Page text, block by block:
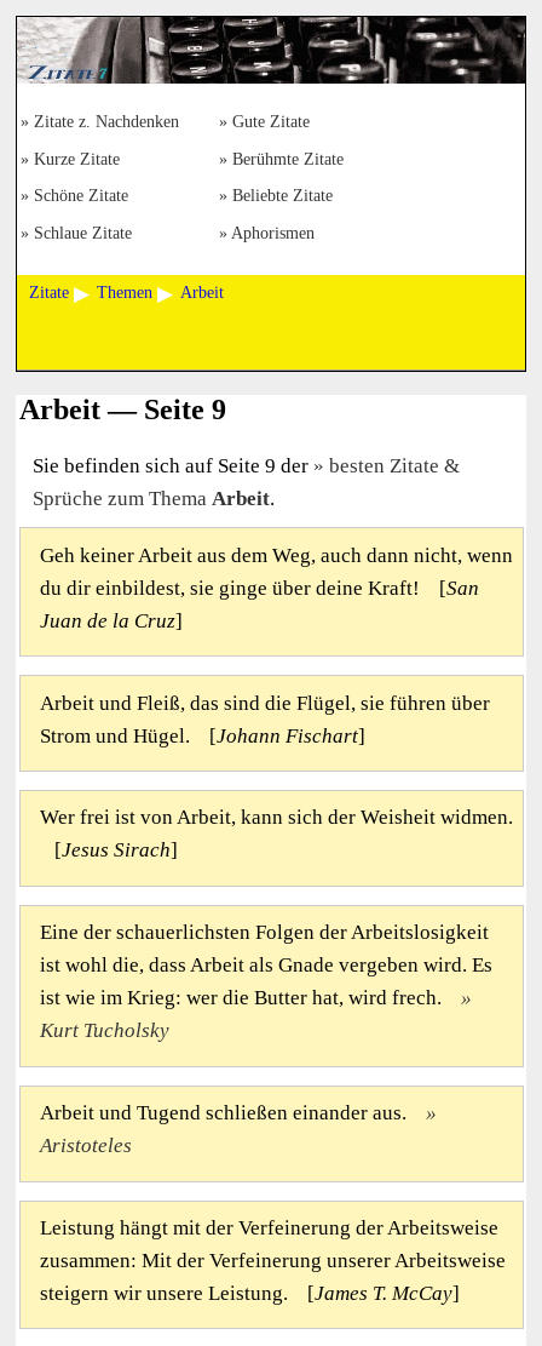
Zitate z. Nachdenken Gute Zitate
Kurze Zitate Berühmte Zitate
Schöne Zitate Beliebte Zitate
Schlaue Zitate Aphorismen
Zitate Themen Arbeit
Arbeit — Seite 9
Sie befinden sich auf Seite 9 der
besten Zitate &
Sprüche zum Thema Arbeit.
Geh keiner Arbeit aus dem Weg, auch dann nicht, wenn
du dir einbildest, sie ginge über deine Kraft! [San
Juan de la Cruz]
Arbeit und Fleiß, das sind die Flügel, sie führen über
Strom und Hügel. [Johann Fischart]
Wer frei ist von Arbeit, kann sich der Weisheit widmen.
[Jesus Sirach]
Eine der schauerlichsten Folgen der Arbeitslosigkeit
ist wohl die, dass Arbeit als Gnade vergeben wird. Es
ist wie im Krieg: wer die Butter hat, wird frech.
Kurt Tucholsky
Arbeit und Tugend schließen einander aus.
Aristoteles
Leistung hängt mit der Verfeinerung der Arbeitsweise
zusammen: Mit der Verfeinerung unserer Arbeitsweise
steigern wir unsere Leistung. [James T. McCay]